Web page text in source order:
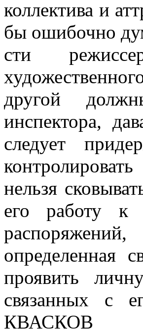
коллек­тива и
бы ошибочно
сти
другой
инспектора,
следует
нельзя
его работу к
определенная
про­явить
связанных с
КВАСКОВ